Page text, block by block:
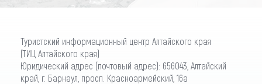
Туристский информационный центр Алтайского края
(ТИЦ Алтайского края)
Юридический адрес (почтовый адрес): 656043, Алтайский
край, г. Барнаул, просп. Красноармейский, 16а